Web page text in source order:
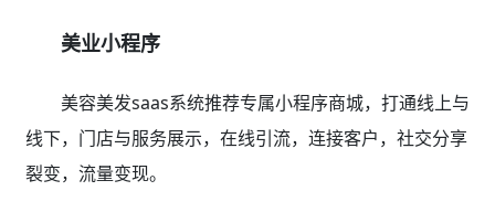
美业小程序
美容美发saas系统推荐专属小程序商城，打通线上与
线下，门店与服务展示，在线引流，连接客户，社交分享
裂变，流量变现。